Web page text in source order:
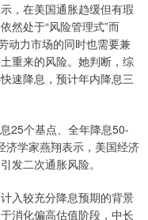
，在美国通胀趋缓但有瑕
然处于“风险管理式”而
动力市场的同时也需要兼
重来的风险。她判断，综
速降息，预计年内降息三
25个基点、全年降息50-
济学家燕翔表示，美国经济
发二次通胀风险。
入较充分降息预期的背景
消化偏高估值阶段，中长